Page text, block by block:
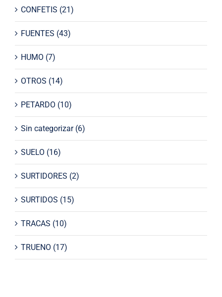
CONFETIS (21)
FUENTES (43)
HUMO (7)
OTROS (14)
PETARDO (10)
Sin categorizar (6)
SUELO (16)
SURTIDORES (2)
SURTIDOS (15)
TRACAS (10)
TRUENO (17)